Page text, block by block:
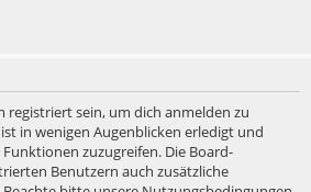
registriert sein, um dich anmelden zu
in wenigen Augenblicken erledigt und
zuzugreifen. Die Board-
Benutzern auch zusätzliche